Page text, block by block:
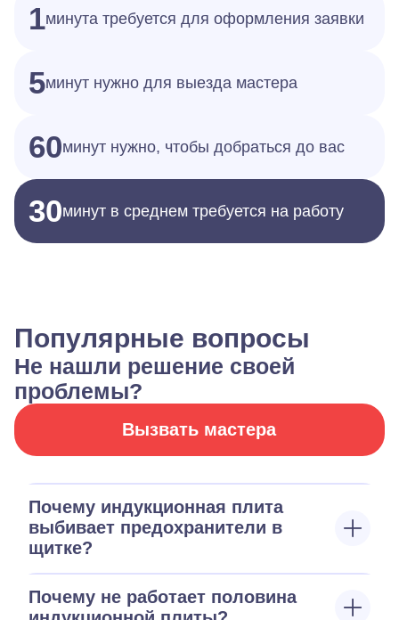
1минута требуется для оформления заявки
5минут нужно для выезда мастера
60минут нужно, чтобы добраться до вас
30минут в среднем требуется на работу
Популярные вопросы
Не нашли решение своей
проблемы?
Вызвать мастера
Почему индукционная плита
выбивает предохранители в
щитке?
Почему не работает половина